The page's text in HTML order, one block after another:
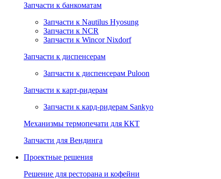
Запчасти к банкоматам
Запчасти к Nautilus Hyosung
Запчасти к NCR
Запчасти к Wincor Nixdorf
Запчасти к диспенсерам
Запчасти к диспенсерам Puloon
Запчасти к карт-ридерам
Запчасти к кард-ридерам Sankyo
Механизмы термопечати для ККТ
Запчасти для Вендинга
Проектные решения
Решение для ресторана и кофейни